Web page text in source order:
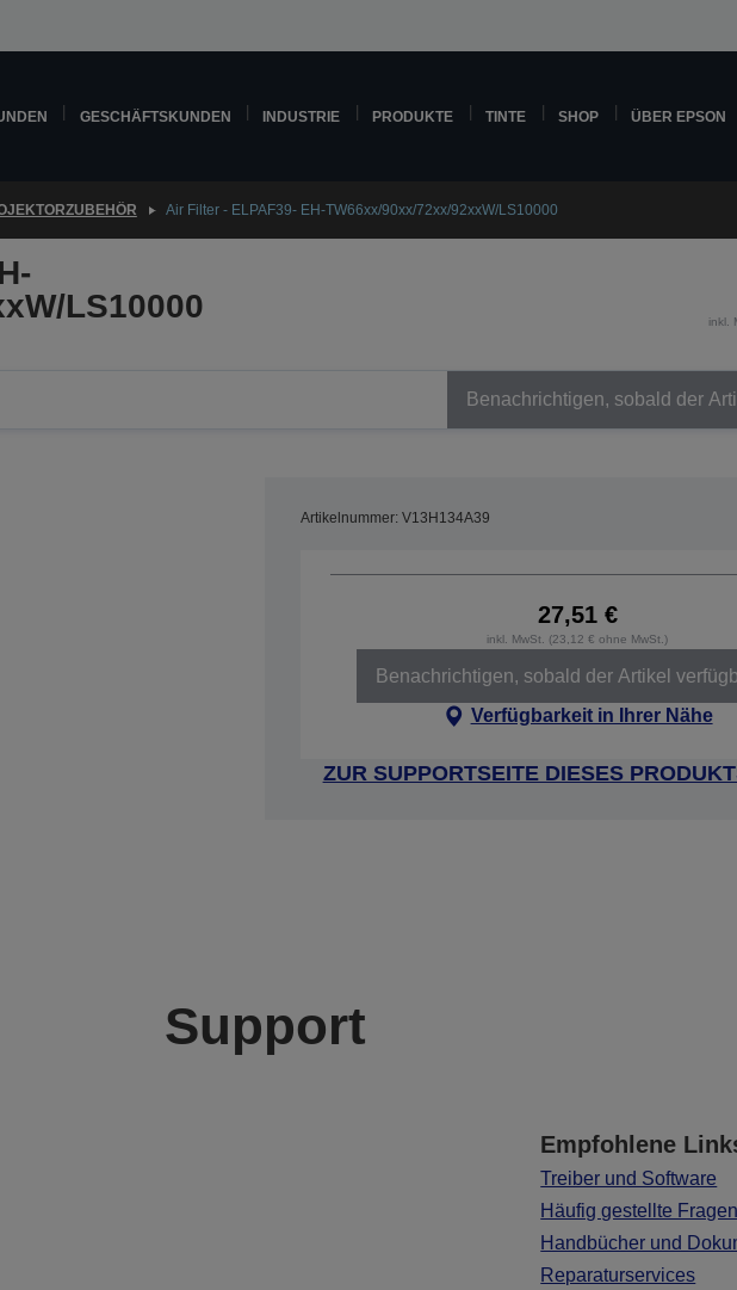
GESCHÄFTSKUNDEN INDUSTRIE PRODUKTE TINTE SHOP ÜBER EPSON
Air Filter - ELPAF39- EH-TW66xx/90xx/72xx/92xxW/LS10000
LS10000
inkl.
Benachrichtigen, sobald der
Artikelnummer: V13H134A39
27,51 €
inkl. MwSt. (23,12 € ohne MwSt.)
Benachrichtigen, sobald der Artikel
Verfügbarkeit in Ihrer Nähe
ZUR SUPPORTSEITE DIESES
Support
Empfohlene
Treiber und Software
Häufig gestellte Fragen
Handbücher und
Reparaturservices